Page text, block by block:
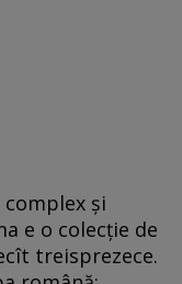
şi
e o colecţie de
treisprezece.